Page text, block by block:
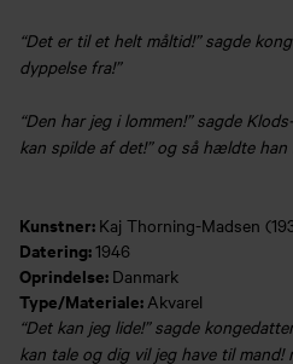
“Det er til et helt måltid!” sagde
dyppelse fra!”
“Den har jeg i lommen!” sagde
kan spilde af det!” og så hældte
Kunstner: Kaj Thorning-Madsen
Datering:1946
Oprindelse: Danmark
Type/Materiale: Akvarel
“Det kan jeg lide!” sagde
kan tale og dig vil jeg have til